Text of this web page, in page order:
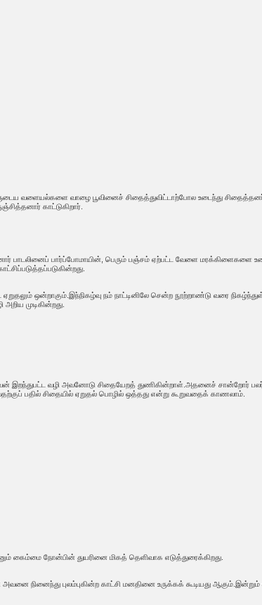
வளையல்களை வாழை பூவினைச் சிதைத்துவிட்டாற்போல உடைந்து
காட்டுகிறார்.
பாடலினைப் பார்ப்போமாயின், பெரும் பஞ்சம் ஏற்பட்ட வேளை மரக்கிளைகளை
ஏறுதலும் ஒன்றாகும்.இந்நிகழ்வு நம் நாட்டினிலே சென்ற நூற்றாண்டு வரை
முடிகின்றது.
இறந்துபட்ட வழி அவனோடு சிதையேறத் துணிகின்றாள்.அதனைச் சான்றோர்
பதில் சிதையில் ஏறுதல் பொழில் ஒத்தது என்று கூறுவதைக் காணலாம்.
கைம்மை நோன்பின் துயரினை மிகத் தெளிவாக எடுத்துரைக்கிறது.
நினைந்து புலம்புகின்ற காட்சி மனதினை உருக்கக் கூடியது